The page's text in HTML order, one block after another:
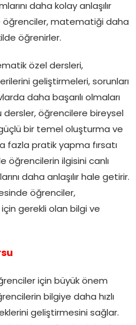
daha kolay anlaşılır
öğrenciler, matematiği daha
öğrenirler.
özel dersleri,
geliştirmeleri, sorunları
daha başarılı olmaları
öğrencilere bireysel
bir temel oluşturma ve
fazla pratik yapma fırsatı
öğrencilerin ilgisini canlı
daha anlaşılır hale getirir.
öğrenciler,
gerekli olan bilgi ve
için büyük önem
bilgiye daha hızlı
geliştirmesini sağlar.